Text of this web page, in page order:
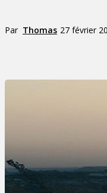
Par Thomas 27 février